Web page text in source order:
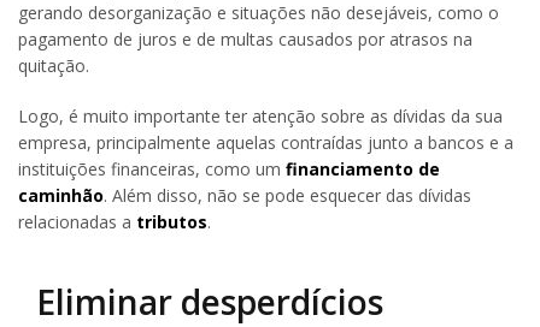
gerando desorganização e situações não desejáveis, como o
pagamento de juros e de multas causados por atrasos na
quitação.
Logo, é muito importante ter atenção sobre as dívidas da sua
empresa, principalmente aquelas contraídas junto a bancos e a
instituições financeiras, como um financiamento de
caminhão. Além disso, não se pode esquecer das dívidas
relacionadas a tributos.
Eliminar desperdícios